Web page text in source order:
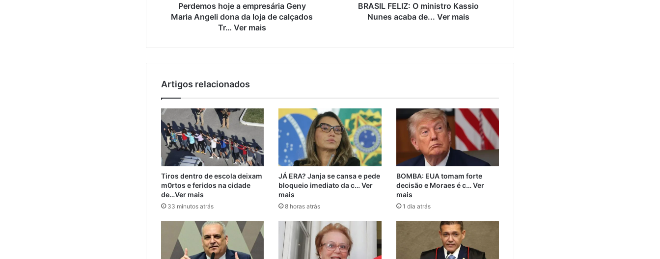
Perdemos hoje a empresária Geny
Maria Angeli dona da loja de calçados
Tr… Ver mais
BRASIL FELIZ: O ministro Kassio
Nunes acaba de... Ver mais
Artigos relacionados
Tiros dentro de escola deixam
m0rtos e feridos na cidade
de…Ver mais
33 minutos atrás
JÁ ERA? Janja se cansa e pede
bloqueio imediato da c… Ver
mais
8 horas atrás
BOMBA: EUA tomam forte
decisão e Moraes é c… Ver
mais
1 dia atrás